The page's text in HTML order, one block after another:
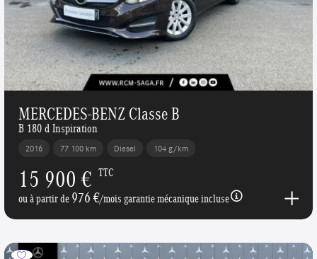
MERCEDES-BENZ Classe B
B 180 d Inspiration
2016 77 100 km Diesel 104 g/km
15 900 € TTC
ou à partir de976 €/mois garantie mécanique incluse